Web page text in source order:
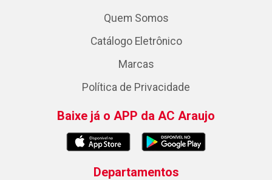
Quem Somos
Catálogo Eletrônico
Marcas
Política de Privacidade
Baixe já o APP da AC Araujo
Departamentos